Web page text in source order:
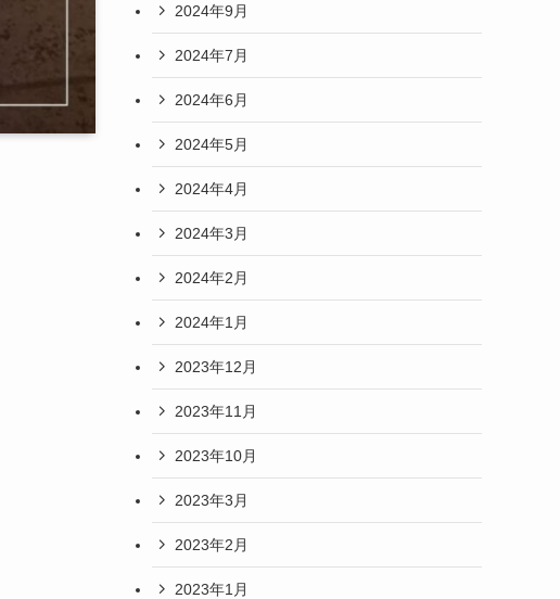
2024年9月
2024年7月
2024年6月
2024年5月
2024年4月
2024年3月
2024年2月
2024年1月
2023年12月
2023年11月
2023年10月
2023年3月
2023年2月
2023年1月